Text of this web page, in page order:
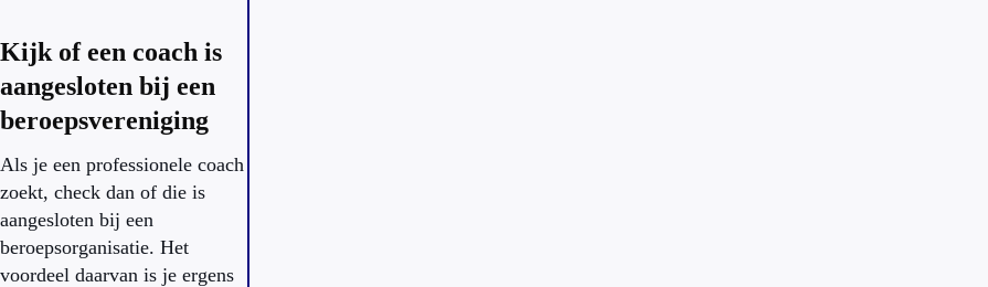
Kijk of een coach is
aangesloten bij een
beroepsvereniging
Als je een professionele coach
zoekt, check dan of die is
aangesloten bij een
beroepsorganisatie. Het
voordeel daarvan is je ergens